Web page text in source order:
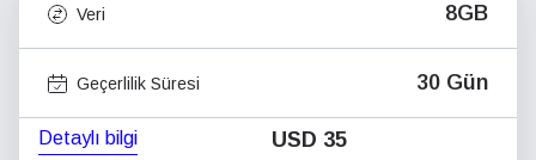
Veri 8GB
Geçerlilik Süresi 30 Gün
Detaylı bilgi USD 35